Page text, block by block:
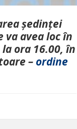
ședinței
va avea loc în
ora 16.00, în
– ordine